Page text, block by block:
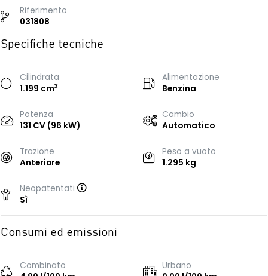
Riferimento
031808
Specifiche tecniche
Cilindrata
1.199 cm3
Alimentazione
Benzina
Potenza
131 CV (96 kW)
Cambio
Automatico
Trazione
Anteriore
Peso a vuoto
1.295 kg
Neopatentati
Sì
Consumi ed emissioni
Combinato
Urbano